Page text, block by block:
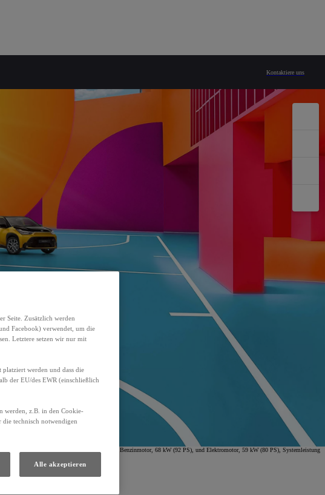
Kontaktiere uns
Toyota Yaris Comfort Hybrid, 1,5-l-VVT-i Benzinmotor, 68 kW (92 PS), und Elektromotor, 59 kW (80 PS), Systemleistung
Seite. Zusätzlich werden
Facebook) verwendet, um die
Letztere setzen wir nur mit
werden und dass die
der EU/des EWR (einschließlich
z.B. in den Cookie-
technisch notwendigen
Alle akzeptieren